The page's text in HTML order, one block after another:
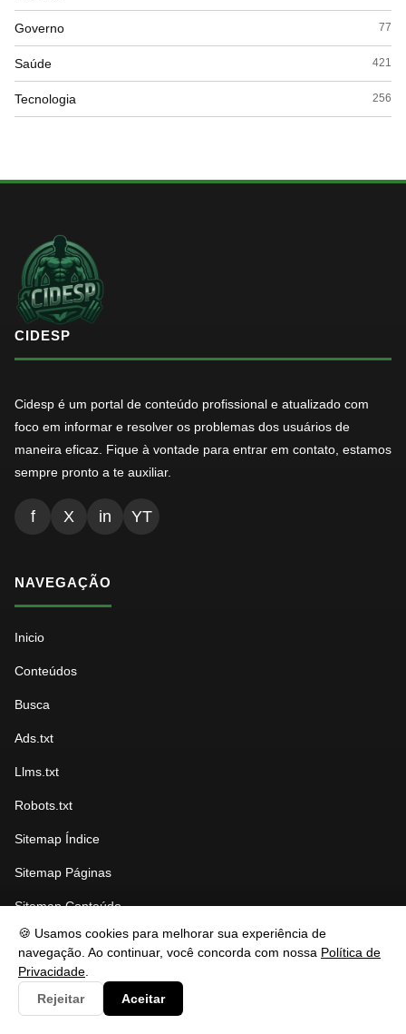
🍪 Usamos cookies para melhorar sua experiência de
navegação. Ao continuar, você concorda com nossa Política de
Privacidade
Rejeitar
Aceitar
Governo 77
Saúde 421
Tecnologia 256
CIDESP
Cidesp é um portal de conteúdo profissional e atualizado com
foco em informar e resolver os problemas dos usuários de
maneira eficaz. Fique à vontade para entrar em contato, estamos
sempre pronto a te auxiliar.
f X in YT
NAVEGAÇÃO
Inicio
Conteúdos
Busca
Ads.txt
Llms.txt
Robots.txt
Sitemap Índice
Sitemap Páginas
Sitemap Conteúdo
CATEGORIAS